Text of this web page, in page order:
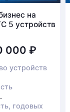
если
при себе
и паспорт
на
5 устройств
000₽
устройств
годовых